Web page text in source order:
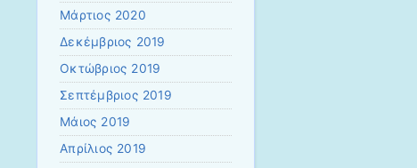
Μάρτιος 2020
Δεκέμβριος 2019
Οκτώβριος 2019
Σεπτέμβριος 2019
Μάιος 2019
Απρίλιος 2019